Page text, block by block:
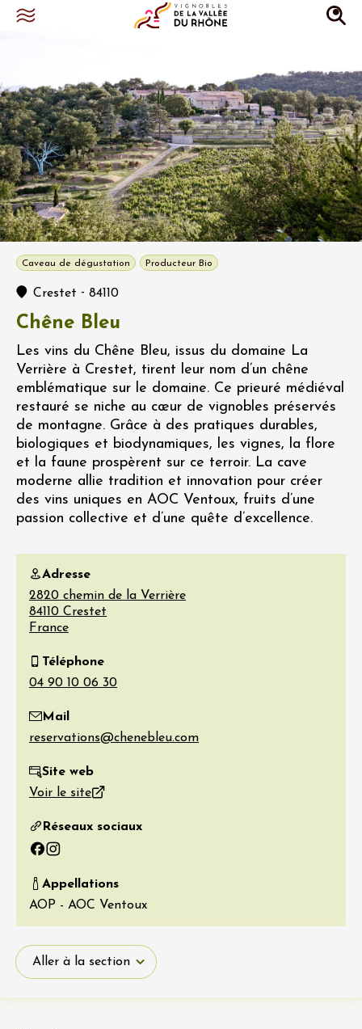
Caveau de dégustation Producteur Bio
Crestet - 84110
Chêne Bleu
Les vins du Chêne Bleu, issus du domaine La
Verrière à Crestet, tirent leur nom d’un chêne
emblématique sur le domaine. Ce prieuré médiéval
restauré se niche au cœur de vignobles préservés
de montagne. Grâce à des pratiques durables,
biologiques et biodynamiques, les vignes, la flore
et la faune prospèrent sur ce terroir. La cave
moderne allie tradition et innovation pour créer
des vins uniques en AOC Ventoux, fruits d’une
passion collective et d’une quête d’excellence.
Adresse
2820 chemin de la Verrière
84110 Crestet
France
Téléphone
Mail
Site web
Voir le site
Réseaux sociaux
Facebook
Instagram
Appellations
AOP - AOC Ventoux
Aller à la section